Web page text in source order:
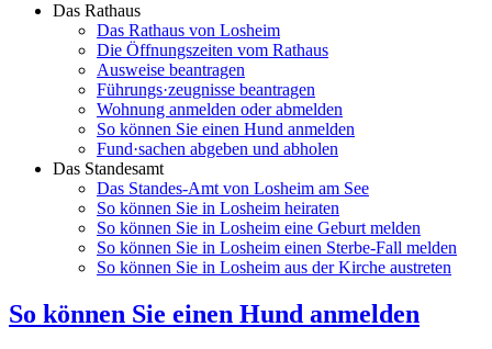
Das Rathaus
Das Rathaus von Losheim
Die Öffnungszeiten vom Rathaus
Ausweise beantragen
Führungs·zeugnisse beantragen
Wohnung anmelden oder abmelden
So können Sie einen Hund anmelden
Fund·sachen abgeben und abholen
Das Standesamt
Das Standes-Amt von Losheim am See
So können Sie in Losheim heiraten
So können Sie in Losheim eine Geburt melden
So können Sie in Losheim einen Sterbe-Fall melden
So können Sie in Losheim aus der Kirche austreten
So können Sie einen Hund anmelden